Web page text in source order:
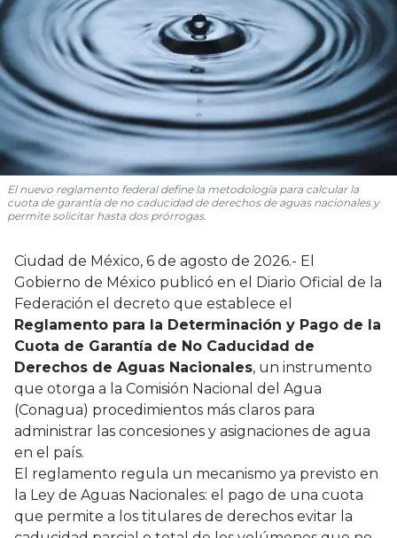
El nuevo reglamento federal define la metodología para calcular la
cuota de garantía de no caducidad de derechos de aguas nacionales y
permite solicitar hasta dos prórrogas.
Ciudad de México, 6 de agosto de 2026.- El
Gobierno de México publicó en el Diario Oficial de la
Federación el decreto que establece el
Reglamento para la Determinación y Pago de la
Cuota de Garantía de No Caducidad de
Derechos de Aguas Nacionales, un instrumento
que otorga a la Comisión Nacional del Agua
(Conagua) procedimientos más claros para
administrar las concesiones y asignaciones de agua
en el país.
El reglamento regula un mecanismo ya previsto en
la Ley de Aguas Nacionales: el pago de una cuota
que permite a los titulares de derechos evitar la